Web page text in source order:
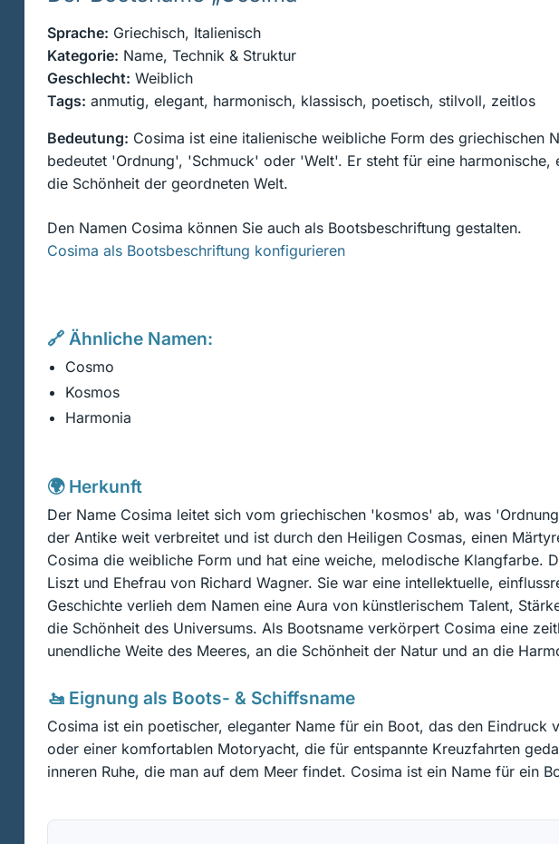
Sprache: Griechisch, Italienisch
Kategorie: Name, Technik & Struktur
Geschlecht: Weiblich
Tags: anmutig, elegant, harmonisch, klassisch, poetisch, stilvoll, zeitlos
Bedeutung: Cosima ist eine italienische weibliche Form des griechischen
bedeutet 'Ordnung', 'Schmuck' oder 'Welt'. Er steht für eine harmonische,
die Schönheit der geordneten Welt.
Den Namen Cosima können Sie auch als Bootsbeschriftung gestalten.
Cosima als Bootsbeschriftung konfigurieren
🔗 Ähnliche Namen:
Cosmo
Kosmos
Harmonia
🌍 Herkunft
Der Name Cosima leitet sich vom griechischen 'kosmos' ab, was
der Antike weit verbreitet und ist durch den Heiligen Cosmas, einen
Cosima die weibliche Form und hat eine weiche, melodische Klangfarbe.
Liszt und Ehefrau von Richard Wagner. Sie war eine intellektuelle,
Geschichte verlieh dem Namen eine Aura von künstlerischem Talent,
die Schönheit des Universums. Als Bootsname verkörpert Cosima eine
unendliche Weite des Meeres, an die Schönheit der Natur und an die
🚤 Eignung als Boots- & Schiffsname
Cosima ist ein poetischer, eleganter Name für ein Boot, das den
oder einer komfortablen Motoryacht, die für entspannte Kreuzfahrten
inneren Ruhe, die man auf dem Meer findet. Cosima ist ein Name für ein